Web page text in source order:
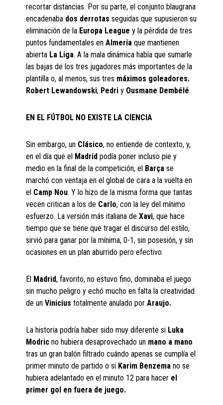
recortar distancias. Por su parte, el conjunto blaugrana
encadenaba dos derrotas seguidas que supusieron su
eliminación de la Europa Leaguey la pérdida de tres
puntos fundamentales enAlmería que mantienen
abierta La Liga. A la mala dinámica había que sumarle
las bajas de los tres jugadores más importantes de la
plantilla o, al menos, sus tres máximos goleadores.
Robert Lewandowski, Pedri y Ousmane Dembélé.
EN EL FÚTBOL NO EXISTE LA CIENCIA
Sin embargo, un Clásico, no entiende de contexto, y,
en el día que el Madrid podía poner incluso pie y
medio en la final de la competición, el Barça se
marchó con ventaja en el global de cara a la vuelta en
el Camp Nou. Y lo hizo de la misma forma que tantas
vecen critican a los de Carlo, con la ley del mínimo
esfuerzo. La versión más italiana deXavi, que hace
tiempo que se tiene que tragar el discurso del estilo,
sirvió para ganar por la mínima, 0-1, sin posesión, y sin
ocasiones en un plan aburrido pero efectivo.
El Madrid, favorito, no estuvo fino, dominaba el juego
sin mucho peligro y echó mucho en falta la creatividad
de unVinicius totalmente anulado porAraujo.
La historia podría haber sido muy diferente si Luka
Modric no hubiera desaprovechado un mano a mano
tras un gran balón filtrado cuándo apenas se cumplía el
primer minuto de partido o si Karim Benzema no se
hubiera adelantado en el minuto 12 para hacer el
primer gol en fuera de juego.